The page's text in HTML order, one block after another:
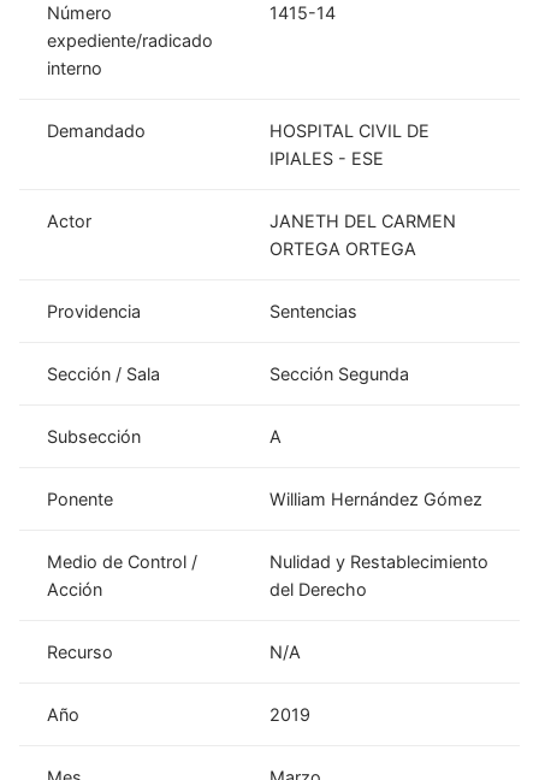
Número
expediente/radicado
interno
1415-14
Demandado
HOSPITAL CIVIL DE
IPIALES - ESE
Actor
JANETH DEL CARMEN
ORTEGA ORTEGA
Providencia Sentencias
Sección / Sala Sección Segunda
Subsección A
Ponente William Hernández Gómez
Medio de Control /
Acción
Nulidad y Restablecimiento
del Derecho
Recurso N/A
Año 2019